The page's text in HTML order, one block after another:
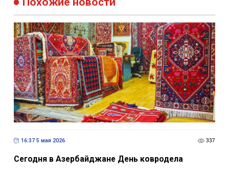
16:37 5 мая 2026 337
Сегодня в Азербайджане День ковродела